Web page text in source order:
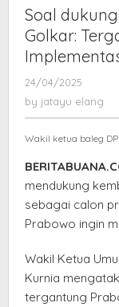
Soal
Golkar:
24/04/2025
jatayu
by jatayu elang
Wakil ketua baleg
mendukung
sebagai calon
Prabowo ingin
Wakil Ketua
Kurnia
tergantung